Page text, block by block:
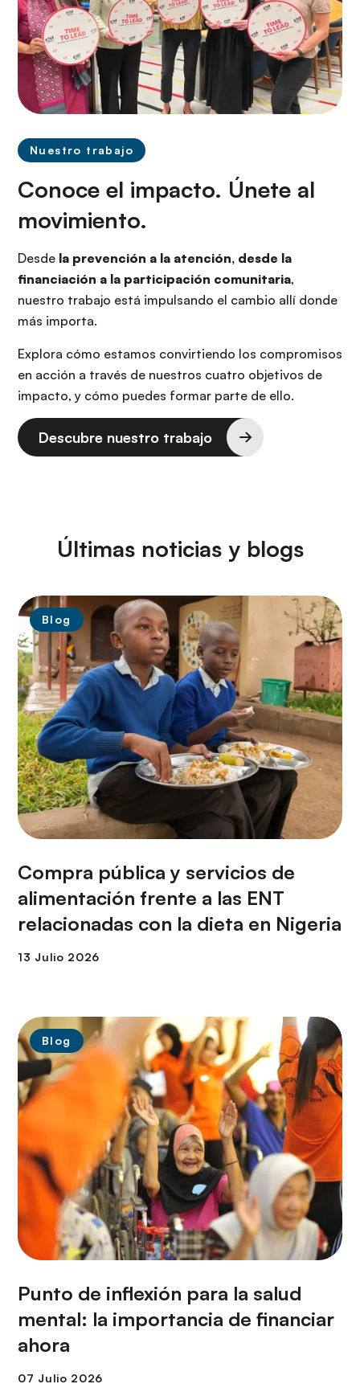
Nuestro trabajo
Conoce el impacto. Únete al
movimiento.
Desde la prevención a la atención, desde la
financiación a la participación comunitaria,
nuestro trabajo está impulsando el cambio allí donde
más importa.
Explora cómo estamos convirtiendo los compromisos
en acción a través de nuestros cuatro objetivos de
impacto, y cómo puedes formar parte de ello.
Descubre nuestro trabajo
Últimas noticias y blogs
Blog
Compra pública y servicios de
alimentación frente a las ENT
relacionadas con la dieta en Nigeria
Blog
Punto de inflexión para la salud
mental: la importancia de financiar
ahora